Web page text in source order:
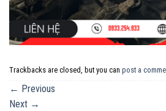
Trackbacks are closed, but you can post a
← Previous
Next →